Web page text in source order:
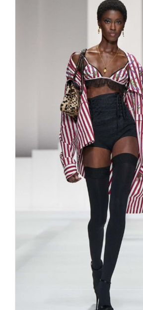
Die Schönheit der
DOLCE